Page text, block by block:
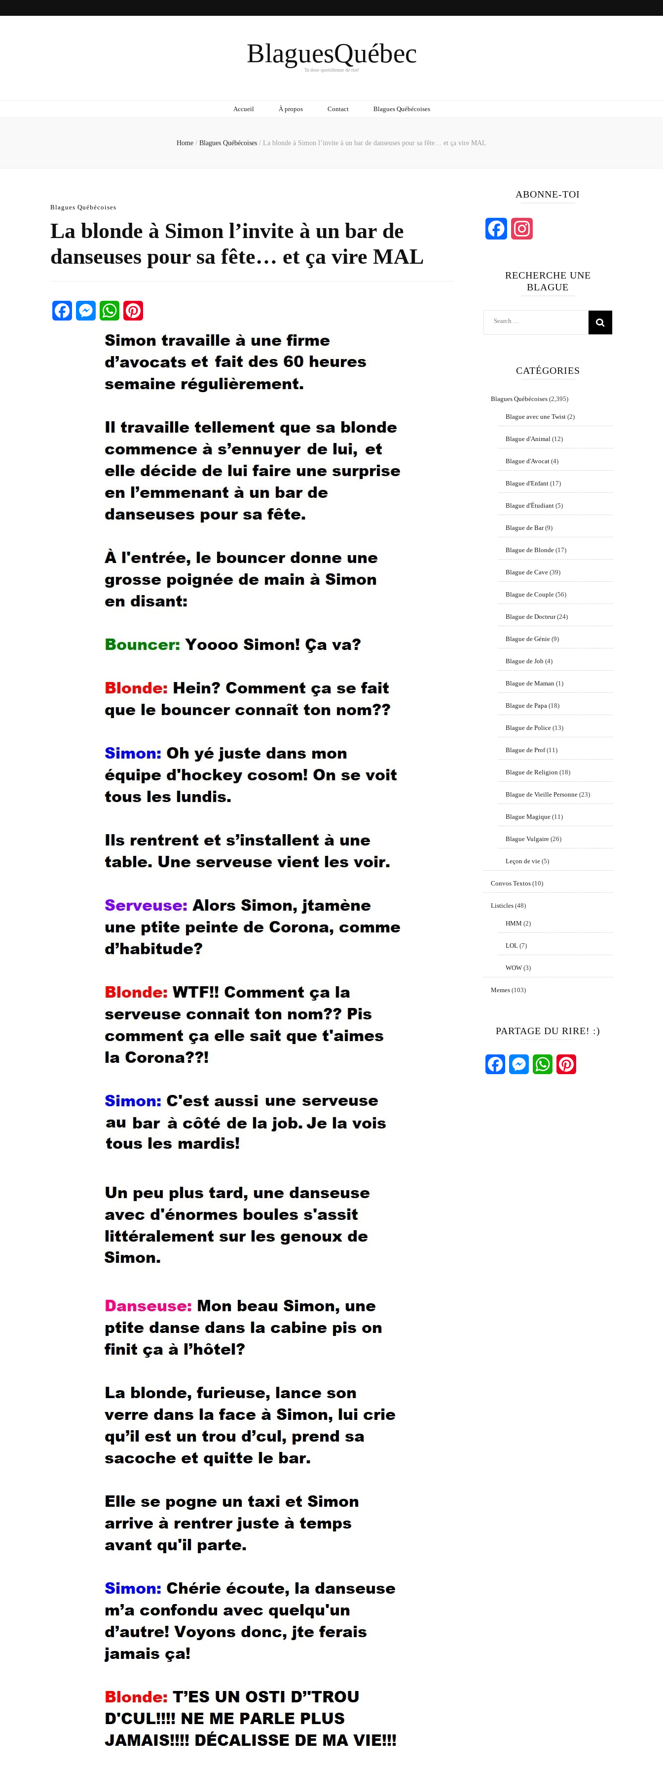
BlaguesQuébec
Ta dose quotidienne de rire!
Accueil À propos Contact Blagues Québécoises
Home / Blagues Québécoises / La blonde à Simon l’invite à un bar de danseuses pour sa fête… et ça vire MAL
Blagues Québécoises
La blonde à Simon l’invite à un bar de
danseuses pour sa fête… et ça vire MAL
ABONNE-TOI
RECHERCHE UNE
BLAGUE
Search
CATÉGORIES
Blagues Québécoises(2,395)
Blague avec une Twist(2)
Blague d'Animal(12)
Blague d'Avocat(4)
Blague d'Enfant(17)
Blague d'Étudiant(5)
Blague de Bar(9)
Blague de Blonde(17)
Blague de Cave(39)
Blague de Couple(56)
Blague de Docteur(24)
Blague de Génie(9)
Blague de Job (4)
Blague de Maman(1)
Blague de Papa(18)
Blague de Police(13)
Blague de Prof(11)
Blague de Religion(18)
Blague de Vieille Personne(23)
Blague Magique(11)
Blague Vulgaire(26)
Leçon de vie(5)
Convos Textos(10)
Listicles(48)
HMM (2)
LOL(7)
WOW(3)
Memes(103)
PARTAGE DU RIRE! :)